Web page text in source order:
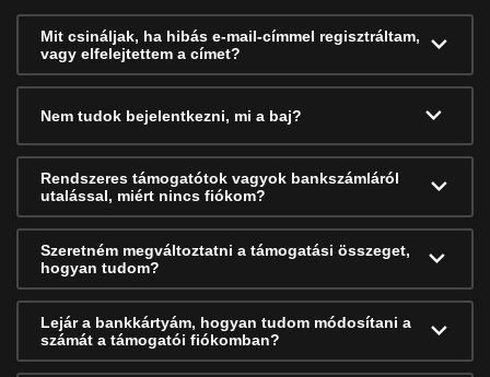
Mit csináljak, ha hibás e-mail-címmel regisztráltam,
vagy elfelejtettem a címet?
Nem tudok bejelentkezni, mi a baj?
Rendszeres támogatótok vagyok bankszámláról
utalással, miért nincs fiókom?
Szeretném megváltoztatni a támogatási összeget,
hogyan tudom?
Lejár a bankkártyám, hogyan tudom módosítani a
számát a támogatói fiókomban?